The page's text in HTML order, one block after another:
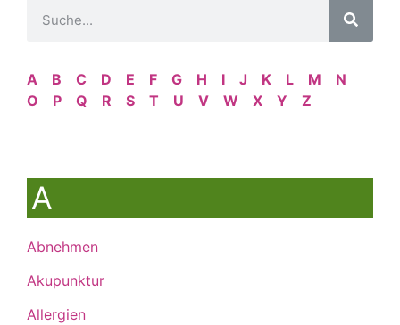
A B C D E F G H I J K L M
N
O
P Q R S T U V W X Y Z
A
Abnehmen
Akupunktur
Allergien